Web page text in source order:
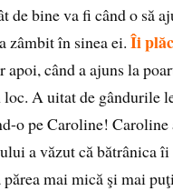
de bine va fi când o să
zâmbit în sinea ei. Îi
apoi, când a ajuns la
A uitat de gândurile
o pe Caroline! Caroline
a văzut că bătrânica
mai mică şi mai